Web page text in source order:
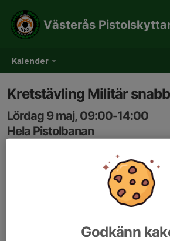
Kalender
Västerås
Kretstävling Militär
Lördag 9 maj, 09:00-14:00
Hela Pistolbanan
Godkänn